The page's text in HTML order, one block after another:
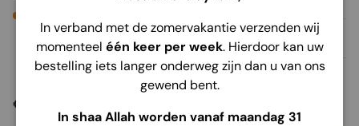
Prix habituel
€42,95
Gris foncé
BrunDoré
Stock très faible (4 unités)
In verband met de zomervakantie verzenden wij
momenteel één keer per week. Hierdoor kan uw
bestelling iets langer onderweg zijn dan u van ons
gewend bent.
In shaa Allah worden vanaf maandag 31